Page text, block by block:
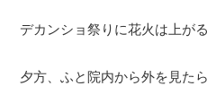
デカンショ祭りに花火は上が
夕方、ふと院内から外を見た